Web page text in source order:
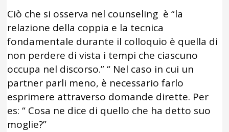
Ciò che si osserva nel counseling è “la
relazione della coppia e la tecnica
fondamentale durante il colloquio è quella di
non perdere di vista i tempi che ciascuno
occupa nel discorso.” “ Nel caso in cui un
partner parli meno, è necessario farlo
esprimere attraverso domande dirette. Per
es: “ Cosa ne dice di quello che ha detto suo
moglie?”